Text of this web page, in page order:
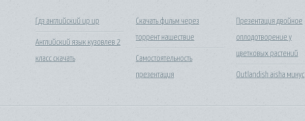
Гдз английский up up
Английский язык кузовлев 2
класс скачать
Скачать фильм через
торрент нашествие
Самостоятельность
презентация
Презентация двойное
оплодотворение у
цветковых растений
Outlandish aisha минус